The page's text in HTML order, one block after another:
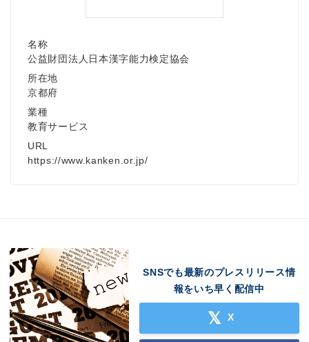
名称
公益財団法人日本漢字能力検定協会
所在地
京都府
業種
教育サービス
URL
https://www.kanken.or.jp/
SNSでも最新のプレスリリース情
報をいち早く配信中
X
Japanese